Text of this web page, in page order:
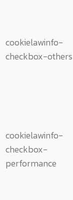
cookielawinfo-
checkbox-others
cookielawinfo-
checkbox-
performance